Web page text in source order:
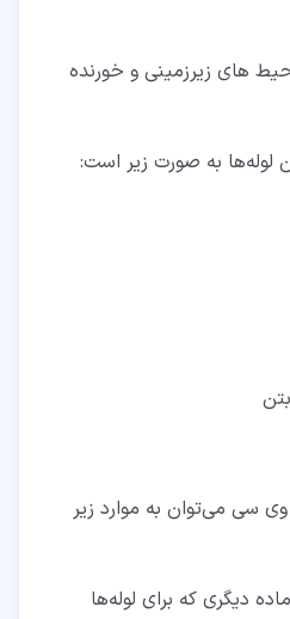
های زیرزمینی و خورنده
لوله‌ها به صورت زیر است:
وی سی می‌توان به موارد زیر
دیگری که برای لوله‌ها